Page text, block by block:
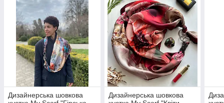
Дизайнерська шовкова
Дизайнерська шовкова